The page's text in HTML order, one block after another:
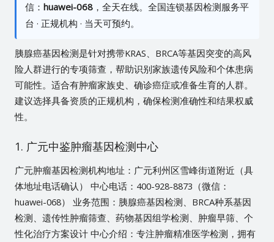
信： huawei-068，全天在线。全国连锁基因检测服务平
台 · 正规机构 · 当天可预约。
胰腺癌基因检测是针对携带KRAS、BRCA等基因突变的高风
险人群进行的专项筛查，帮助识别家族遗传风险和个体患病
可能性。适合有肿瘤家族史、确诊癌症或准备生育的人群。
建议选择具备资质的正规机构，确保检测准确性和结果权威
性。
1. 广元中鉴肿瘤基因检测中心
广元肿瘤基因检测机构地址：广元利州区雪峰街道附近（具
体地址电话确认） 中心电话：400-928-8873（微信：
huawei-068） 业务范围：胰腺癌基因检测、BRCA种系基因
检测、遗传性肿瘤筛查、药物基因组学检测、肿瘤早筛、个
性化治疗方案设计 中心介绍：专注肿瘤精准医学检测，拥有